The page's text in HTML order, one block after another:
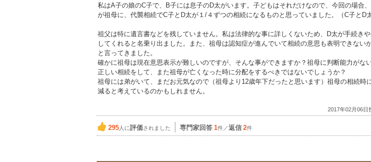
私はA子の娘のC子で、B子には息子のD太がいます。子どもはそれだけなので、今回の場合
が祖母に、代襲相続でC子とD太が１/４ずつの相続になるものと思っていました。（C子とD
祖父は特に遺言書などを残していません。私は法律的な事に詳しくないため、D太が手続き
してくれると名乗り出ました。また、祖母は認知症が進んでいて相続の意思も表明できない
と言ってきました。
確かに祖母は現在意思表示が難しいのですが、そんな事ができますか？祖母に判断能力がな
正しい相続をして、また祖母が亡くなった時に分配をするべきではないでしょうか？
祖母には弟がいて、まだお元気なので（祖母より12歳年下だったと思います）祖母の相続時
減ると考えているのかもしれません。
2017年02月06日
295 人に評価されました 専門家回答 1件／返信 2件